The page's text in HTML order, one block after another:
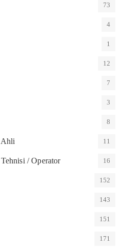
73
4
1
12
7
3
8
Ahli 11
/ Operator 16
152
143
151
171